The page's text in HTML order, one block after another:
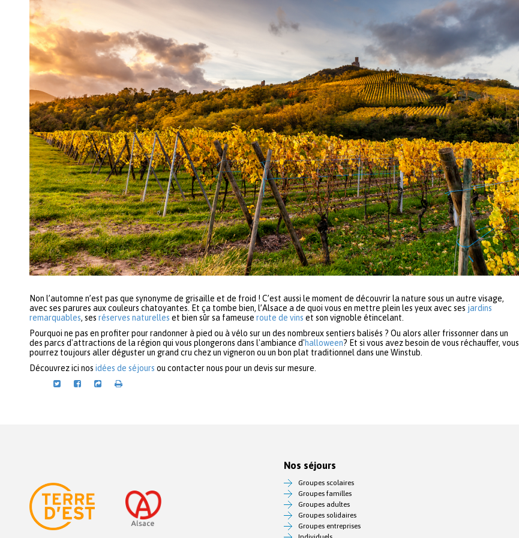
Non l’automne n’est pas que synonyme de grisaille et de froid ! C’est aussi le moment de découvrir la nature sous un autre visage,
avec ses parures aux couleurs chatoyantes. Et ça tombe bien, l’Alsace a de quoi vous en mettre plein les yeux avec ses jardins
remarquables, sesréserves naturelles et bien sûr sa fameuseroute de vins et son vignoble étincelant.
Pourquoi ne pas en profiter pour randonner à pied ou à vélo sur un des nombreux sentiers balisés ? Ou alors aller frissonner dans un
des parcs d'attractions de la région qui vous plongerons dans l'ambiance d'halloween? Et si vous avez besoin de vous réchauffer, vous
pourrez toujours aller déguster un grand cru chez un vigneron ou un bon plat traditionnel dans une Winstub.
Découvrez ici nosidées de séjours ou contacter nous pour un devis sur mesure.
Nos séjours
Groupes scolaires
Groupes familles
Groupes adultes
Groupes solidaires
Groupes entreprises